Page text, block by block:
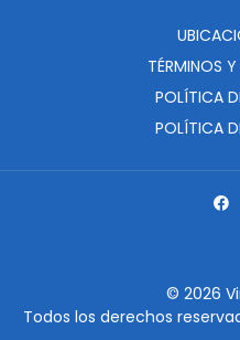
TÉRMINOS
POLÍTICA
POLÍTICA
© 2026
Todos los derechos